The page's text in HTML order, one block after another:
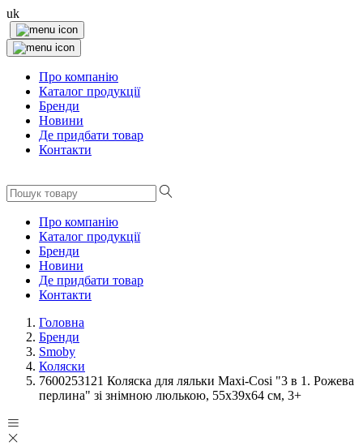
uk
Про компанію
Каталог продукції
Бренди
Новини
Де придбати товар
Контакти
Про компанію
Каталог продукції
Бренди
Новини
Де придбати товар
Контакти
Головна
Бренди
Smoby
Коляски
7600253121 Коляска для ляльки Maxi-Cosi "3 в 1. Рожева
перлина" зі знімною люлькою, 55x39x64 см, 3+